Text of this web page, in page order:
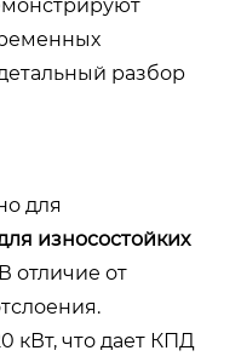
разбор
для
износостойких
отличие от
кВт, что дает КПД